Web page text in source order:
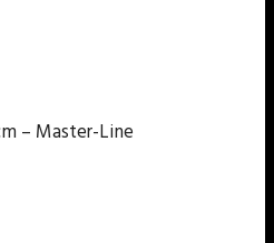
– Master-Line